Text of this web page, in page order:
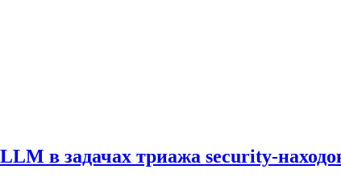
в задачах триажа security-